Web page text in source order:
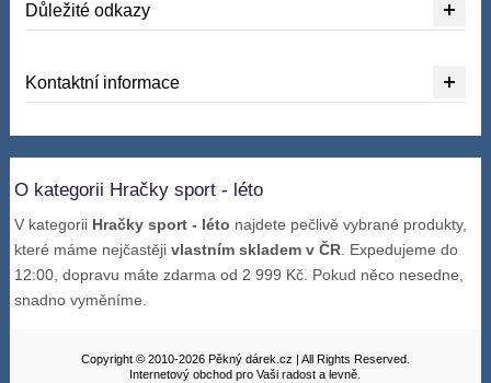
Důležité odkazy
Kontaktní informace
O kategorii Hračky sport - léto
V kategorii Hračky sport - léto najdete pečlivě vybrané produkty,
které máme nejčastějivlastním skladem v ČR . Expedujeme do
12:00, dopravu máte zdarma od 2 999 Kč. Pokud něco nesedne,
snadno vyměníme.
Copyright © 2010-2026 Pěkný dárek.cz | All Rights Reserved.
Internetový obchod pro Vaši radost a levně.